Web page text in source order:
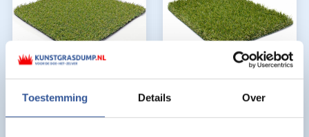
Toestemming Details Over
Kunstgras Ulm Kunstgras Aken